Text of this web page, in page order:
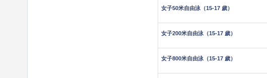
女子50米自由泳（15-17 歲）
女子200米自由泳（15-17 歲）
女子800米自由泳（15-17 歲）